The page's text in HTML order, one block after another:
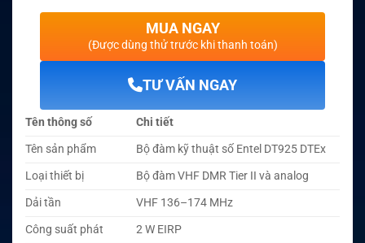
MUA NGAY
(Được dùng thử trước khi thanh toán)
TƯ VẤN NGAY
Tên thông số
Chi tiết
Tên sản phẩm
Bộ đàm kỹ thuật số Entel DT925 DTEx
Loại thiết bị
Bộ đàm VHF DMR Tier II và analog
Dải tần
VHF 136–174 MHz
Công suất phát
2 W EIRP